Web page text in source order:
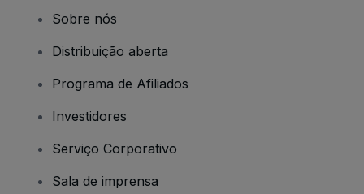
Sobre nós
Distribuição aberta
Programa de Afiliados
Investidores
Serviço Corporativo
Sala de imprensa